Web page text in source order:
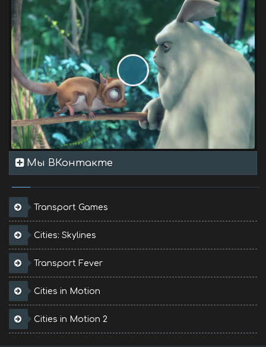
Мы ВКонтакте
Transport Games
Cities: Skylines
Transport Fever
Cities in Motion
Cities in Motion 2